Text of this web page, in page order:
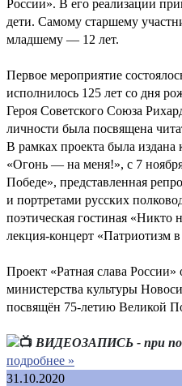
России». В его реализации
дети. Самому старшему
младшему — 12 лет.
Первое мероприятие
исполнилось 125 лет со дня
Героя Советского Союза
личности была посвящена
В рамках проекта была издана
«Огонь — на меня!», с 7
Победе», представленная
и портретами русских
поэтическая гостиная «Никто
лекция-концерт «Патриотизм
Проект «Ратная слава
министерства культуры
посвящён 75-летию Великой
ВИДЕОЗАПИСЬ - при
подробнее »
31.10.2020